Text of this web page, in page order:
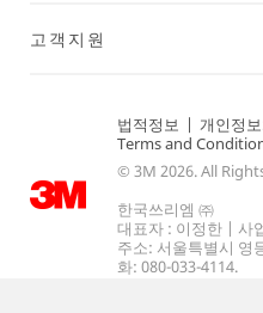
고객지원
법적정보 | 개인정
Terms and
© 3M 2026. All
한국쓰리엠 ㈜
대표자 : 이정한 | 사
주소: 서울특별시 영
화: 080-033-4114.